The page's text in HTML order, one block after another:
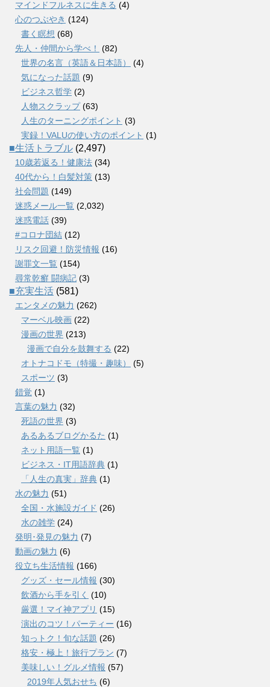
マインドフルネスに生きる (4)
心のつぶやき (124)
書く瞑想 (68)
先人・仲間から学べ！
(82)
世界の名言（英語＆日本語）
(4)
気になった話題 (9)
ビジネス哲学 (2)
人物スクラップ(63)
人生のターニングポイント (3)
実録！VALUの使い方のポイント (1)
■生活トラブル (2,497)
10歳若返る！健康法 (34)
40代から！白髪対策 (13)
社会問題 (149)
迷惑メール一覧 (2,032)
迷惑電話 (39)
#コロナ団結 (12)
リスク回避！防災情報 (16)
謝罪文一覧 (154)
尋常乾癬 闘病記 (3)
■充実生活 (581)
エンタメの魅力 (262)
マーベル映画 (22)
漫画の世界 (213)
漫画で自分を鼓舞する (22)
オトナコドモ（特撮・趣味）
(5)
スポーツ (3)
錯覚 (1)
言葉の魅力 (32)
死語の世界 (3)
あるあるブログかるた (1)
ネット用語一覧 (1)
ビジネス・IT用語辞典 (1)
「人生の真実」辞典 (1)
水の魅力 (51)
全国・水施設ガイド (26)
水の雑学 (24)
発明･発見の魅力 (7)
動画の魅力 (6)
役立ち生活情報 (166)
グッズ・セール情報 (30)
飲酒から手を引く (10)
厳選！マイ神アプリ (15)
演出のコツ！パーティー (16)
知っトク！旬な話題 (26)
格安・極上！旅行プラン (7)
美味しい！グルメ情報 (57)
2019年人気おせち (6)